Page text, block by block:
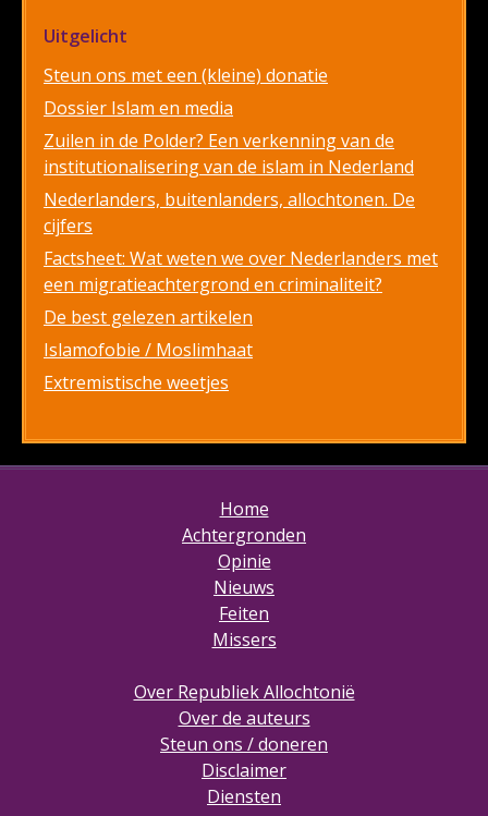
Uitgelicht
Steun ons met een (kleine) donatie
Dossier Islam en media
Zuilen in de Polder? Een verkenning van de
institutionalisering van de islam in Nederland
Nederlanders, buitenlanders, allochtonen. De
cijfers
Factsheet: Wat weten we over Nederlanders met
een migratieachtergrond en criminaliteit?
De best gelezen artikelen
Islamofobie / Moslimhaat
Extremistische weetjes
Home
Achtergronden
Opinie
Nieuws
Feiten
Missers
Over Republiek Allochtonië
Over de auteurs
Steun ons / doneren
Disclaimer
Diensten